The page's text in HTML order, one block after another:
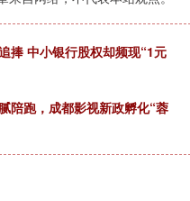
捧 中小银行股权却频现“1元
陪跑，成都影视新政孵化“蓉